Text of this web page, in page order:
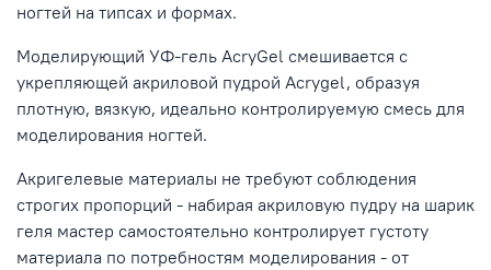
ногтей на типсах и формах.
Моделирующий УФ-гель AcryGel смешивается с
укрепляющей акриловой пудрой Acrygel, образуя
плотную, вязкую, идеально контролируемую смесь для
моделирования ногтей.
Акригелевые материалы не требуют соблюдения
строгих пропорций - набирая акриловую пудру на шарик
геля мастер самостоятельно контролирует густоту
материала по потребностям моделирования - от